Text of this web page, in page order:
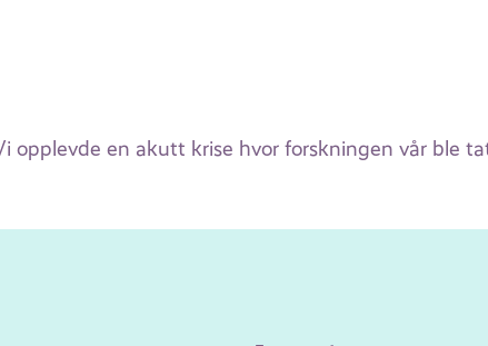
opplevde en akutt krise hvor forskningen vår ble